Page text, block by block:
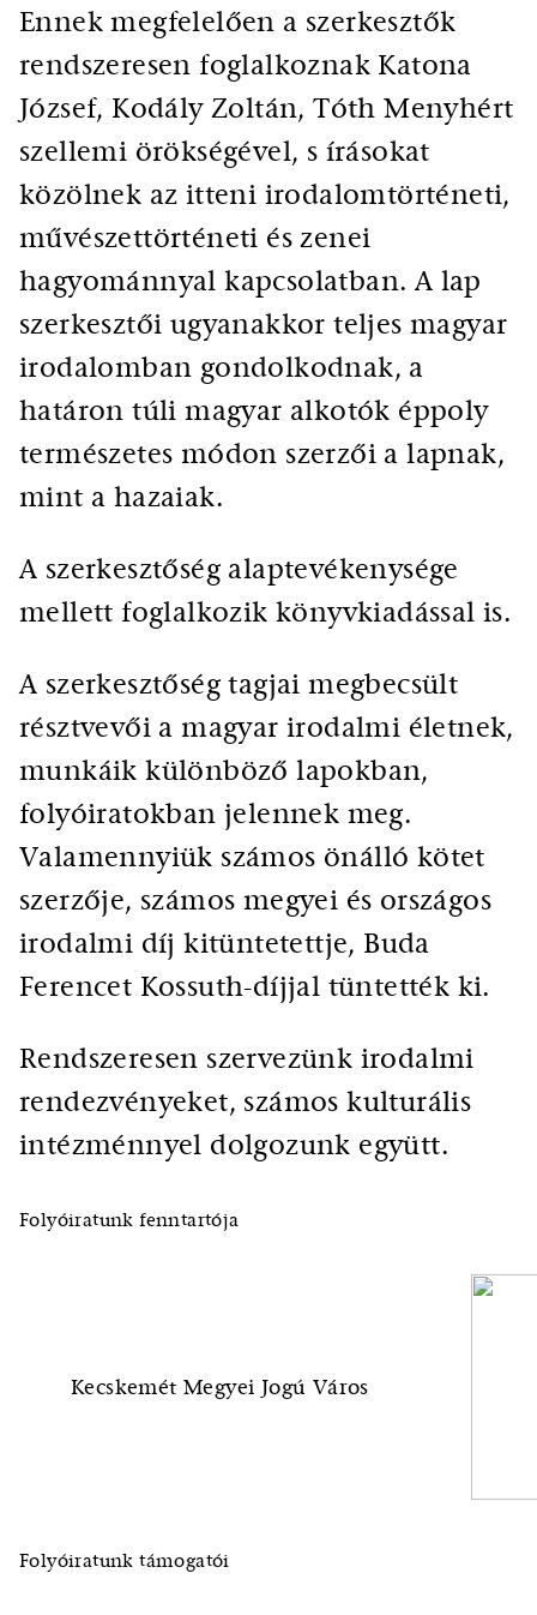
Ennek megfelelően a szerkesztők
rendszeresen foglalkoznak Katona
József, Kodály Zoltán, Tóth Menyhért
szellemi örökségével, s írásokat
közölnek az itteni irodalomtörténeti,
művészettörténeti és zenei
hagyománnyal kapcsolatban. A lap
szerkesztői ugyanakkor teljes magyar
irodalomban gondolkodnak, a
határon túli magyar alkotók éppoly
természetes módon szerzői a lapnak,
mint a hazaiak.
A szerkesztőség alaptevékenysége
mellett foglalkozik könyvkiadással is.
A szerkesztőség tagjai megbecsült
résztvevői a magyar irodalmi életnek,
munkáik különböző lapokban,
folyóiratokban jelennek meg.
Valamennyiük számos önálló kötet
szerzője, számos megyei és országos
irodalmi díj kitüntetettje, Buda
Ferencet Kossuth-díjjal tüntették ki.
Rendszeresen szervezünk irodalmi
rendezvényeket, számos kulturális
intézménnyel dolgozunk együtt.
Folyóiratunk fenntartója
Kecskemét Megyei Jogú Város
Folyóiratunk támogatói